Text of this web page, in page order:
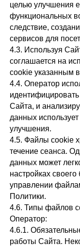
целью улучшения
функциональных
следствие,
сервисов для
4.3. Используя
соглашается на
cookie указанным
4.4. Оператор
Сайта, и
данных
улучшения.
4.5. Файлы cookie
течение сеанса.
данных может
настройках
управлении
Политики.
4.6. Типы файлов
Оператор:
4.6.1.
работы Сайта.